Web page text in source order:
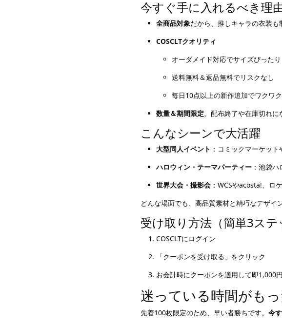
今すぐ手に入れるべき理
全商品対象だから、推しキャラの衣装
COSCLTクオリティ
オーダメイド対応でサイズぴったり
送料無料＆返品無料でリスクなし
毎日10点以上の新作追加でワクワ
数量＆期間限定。配布終了や在庫切れ
こんなシーンで大活躍
大型同人イベント ：コミックマーケッ
ハロウィン・テーマパーティー ：池袋
世界大会・撮影会 ：WCSやacosta!、ロ
どんな場面でも、高品質素材と精巧なデザイ
受け取り方法（簡単3ステ
COSCLTにログイン
「クーポンを受け取る」をクリック
お会計時にクーポンを適用して即1,000円
迷っている時間がもっ
先着100枚限定のため、早い者勝ちです。 今